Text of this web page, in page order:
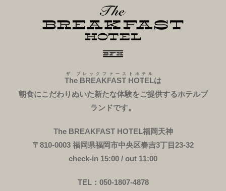
The BREAKFAST HOTEL
ザ ブレックファーストホテル
は
朝食にこだわりぬいた新たな体験をご提供するホテルブ
ランドです。
The BREAKFAST HOTEL福岡天神
〒810-0003 福岡県福岡市中央区春吉3丁目23-32
check-in 15:00 / out 11:00
TEL：050-1807-4878